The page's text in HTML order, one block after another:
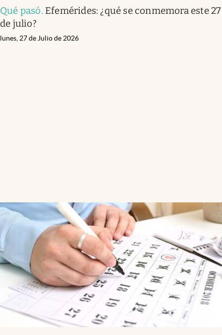
Qué pasó. Efemérides: ¿qué se conmemora este 27
de julio?
lunes, 27 de Julio de 2026